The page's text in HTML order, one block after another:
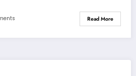
Read More